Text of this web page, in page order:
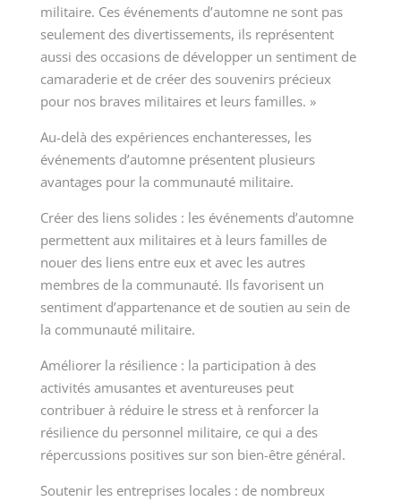
militaire. Ces événements d’automne ne sont pas
seulement des divertissements, ils représentent
aussi des occasions de développer un sentiment de
camaraderie et de créer des souvenirs précieux
pour nos braves militaires et leurs familles. »
Au-delà des expériences enchanteresses, les
événements d’automne présentent plusieurs
avantages pour la communauté militaire.
Créer des liens solides : les événements d’automne
permettent aux militaires et à leurs familles de
nouer des liens entre eux et avec les autres
membres de la communauté. Ils favorisent un
sentiment d’appartenance et de soutien au sein de
la communauté militaire.
Améliorer la résilience : la participation à des
activités amusantes et aventureuses peut
contribuer à réduire le stress et à renforcer la
résilience du personnel militaire, ce qui a des
répercussions positives sur son bien-être général.
Soutenir les entreprises locales : de nombreux